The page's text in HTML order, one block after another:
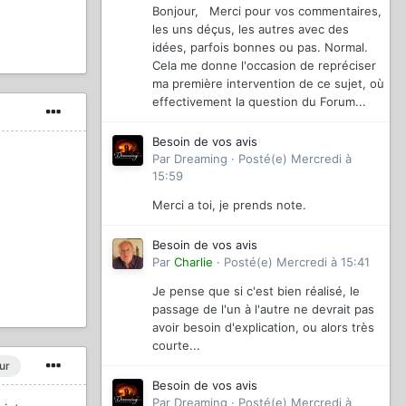
Bonjour, Merci pour vos commentaires,
les uns déçus, les autres avec des
idées, parfois bonnes ou pas. Normal.
Cela me donne l'occasion de repréciser
ma première intervention de ce sujet, où
effectivement la question du Forum...
Besoin de vos avis
Par Dreaming · Posté(e) Mercredi à
15:59
Merci a toi, je prends note.
Besoin de vos avis
Par Charlie · Posté(e) Mercredi à 15:41
Je pense que si c'est bien réalisé, le
passage de l'un à l'autre ne devrait pas
avoir besoin d'explication, ou alors très
courte...
Besoin de vos avis
Par Dreaming · Posté(e) Mercredi à